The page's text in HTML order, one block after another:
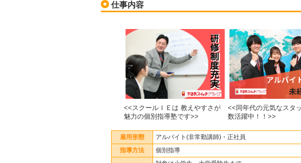
仕事内容
<<スクールＩＥは 教えやすさが
魅力の個別指導塾です>>
<<同年代の元気なスタ
数活躍中！！>>
雇用形態 アルバイト(非常勤講師)・正社員
指導方法 個別指導